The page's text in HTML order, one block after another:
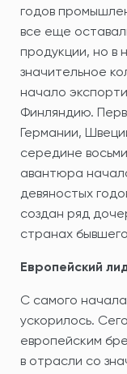
годов
все еще
продукции, но в
значительное
начало
Финляндию.
Германии,
середине
авантюра
девяностых
создан ряд
странах
Европейский
С самого начала
ускорилось.
европейским
в отрасли со